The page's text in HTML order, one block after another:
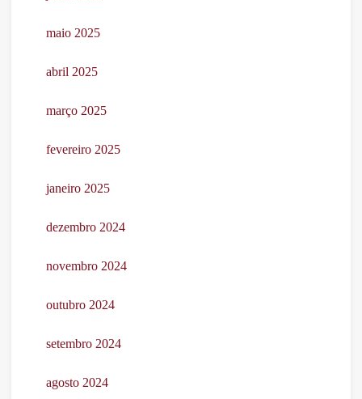
maio 2025
abril 2025
março 2025
fevereiro 2025
janeiro 2025
dezembro 2024
novembro 2024
outubro 2024
setembro 2024
agosto 2024